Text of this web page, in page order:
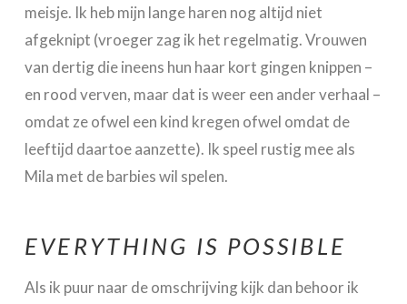
meisje. Ik heb mijn lange haren nog altijd niet
afgeknipt (vroeger zag ik het regelmatig. Vrouwen
van dertig die ineens hun haar kort gingen knippen –
en rood verven, maar dat is weer een ander verhaal –
omdat ze ofwel een kind kregen ofwel omdat de
leeftijd daartoe aanzette). Ik speel rustig mee als
Mila met de barbies wil spelen.
EVERYTHING IS POSSIBLE
Als ik puur naar de omschrijving kijk dan behoor ik